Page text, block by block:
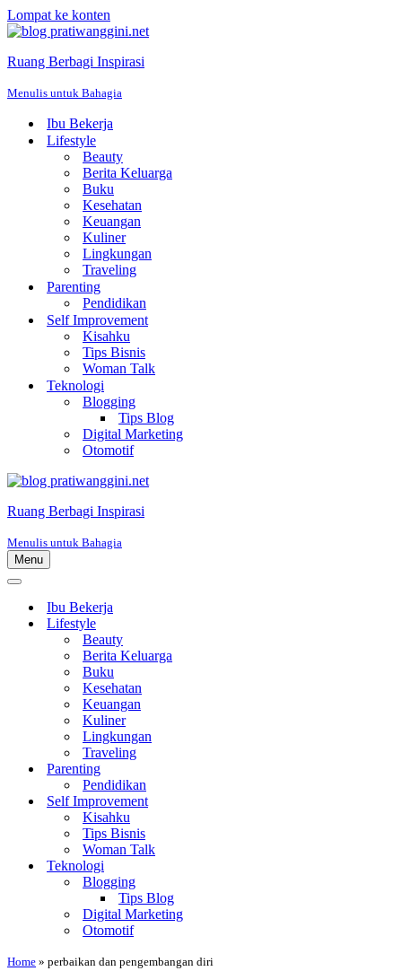
Lompat ke konten
Ruang Berbagi Inspirasi
Menulis untuk Bahagia
Ibu Bekerja
Lifestyle
Beauty
Berita Keluarga
Buku
Kesehatan
Keuangan
Kuliner
Lingkungan
Traveling
Parenting
Pendidikan
Self Improvement
Kisahku
Tips Bisnis
Woman Talk
Teknologi
Blogging
Tips Blog
Digital Marketing
Otomotif
Ruang Berbagi Inspirasi
Menulis untuk Bahagia
Menu
Menu
Menu
NavigasiIbu Bekerja
Lifestyle
Beauty
Berita Keluarga
Buku
Kesehatan
Keuangan
Kuliner
Lingkungan
Traveling
Parenting
Pendidikan
Self Improvement
Kisahku
Tips Bisnis
Woman Talk
Teknologi
Blogging
Tips Blog
Digital Marketing
Otomotif
Home » perbaikan dan pengembangan diri